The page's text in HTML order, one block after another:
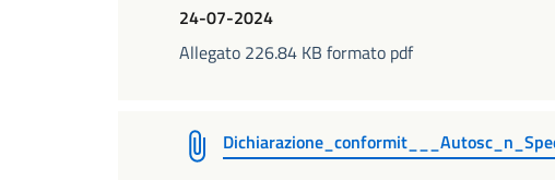
24-07-2024
Allegato 226.84 KB formato pdf